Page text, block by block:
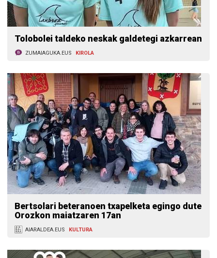
Tolobolei taldeko neskak galdetegi azkarrean
ZUMAIAGUKA.EUS KIROLA
Bertsolari beteranoen txapelketa egingo dute
Orozkon maiatzaren 17an
AIARALDEA.EUS KULTURA